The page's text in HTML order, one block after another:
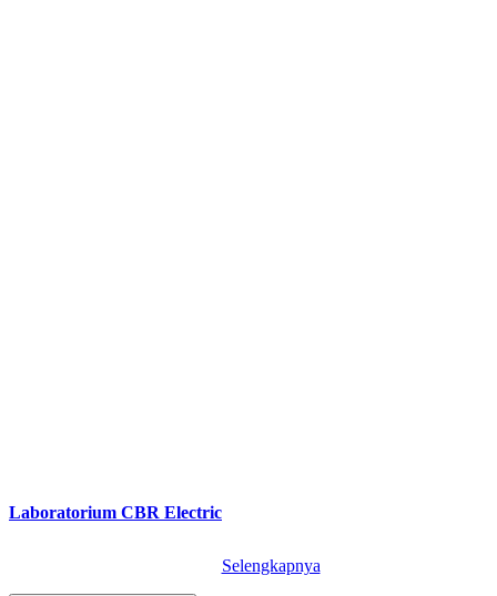
Laboratorium CBR Electric
Selengkapnya